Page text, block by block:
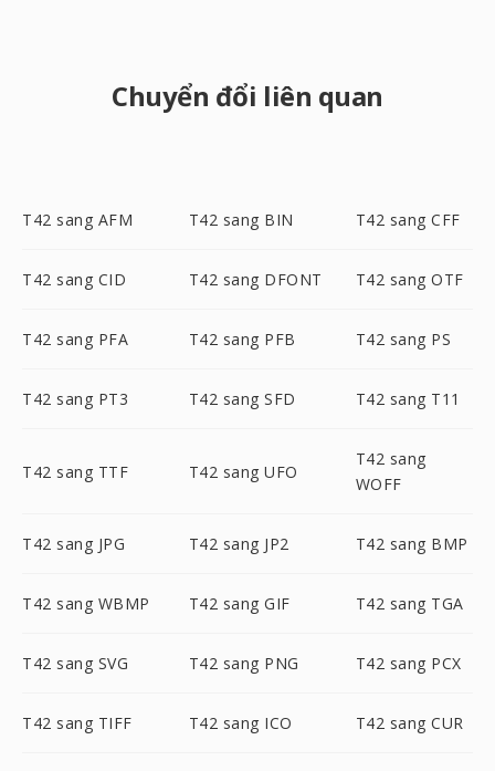
Chuyển đổi liên quan
T42 sang AFM T42 sang BIN T42 sang CFF
T42 sang CID T42 sang DFONT T42 sang OTF
T42 sang PFA T42 sang PFB T42 sang PS
T42 sang PT3 T42 sang SFD T42 sang T11
T42 sang TTF T42 sang UFO
T42 sang
WOFF
T42 sang JPG T42 sang JP2 T42 sang BMP
T42 sang WBMP T42 sang GIF T42 sang TGA
T42 sang SVG T42 sang PNG T42 sang PCX
T42 sang TIFF T42 sang ICO T42 sang CUR